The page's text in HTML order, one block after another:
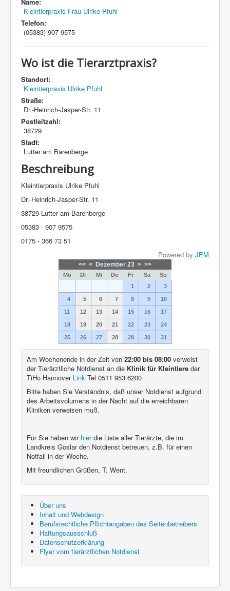
Kleintierpraxis Frau Ulrike Pfuhl
Telefon:
(05383) 907 9575
Wo ist die Tierarztpraxis?
Standort:
Kleintierpraxis Ulrike Pfuhl
Straße:
Dr.-Heinrich-Jasper-Str. 11
Postleitzahl:
38729
Stadt:
Lutter am Barenberge
Beschreibung
Kleintierpraxis Ulrike Pfuhl
Dr.-Heinrich-Jasper-Str. 11
38729 Lutter am Barenberge
05383 - 907 9575
0175 - 366 73 51
Powered by JEM
<< < Dezember 23 > >>
Mo Di Mi Do Fr Sa
So
1
2 3
4 5 6 7 8 9 10
11 12 13 14 15 16 17
18 19 20 21 22 23 24
25 26 27 28 29 30 31
Am Wochenende in der Zeit von 22:00 bis 08:00 verweist
der Tierärztliche Notdienst an die Klinik für Kleintiere der
TiHo Hannover Link Tel 0511 953 6200
Bitte haben Sie Verständnis, daß unser Notdienst aufgrund
des Arbeitsvolumens in der Nacht auf die erreichbaren
Kliniken verweisen muß.
Für Sie haben wir hierdie Liste aller Tierärzte, die im
Landkreis Goslar den Notdienst betreuen, z.B. für einen
Notfall in der Woche.
Mit freundlichen Grüßen, T. Went.
Über uns
Inhalt und Webdesign
Berufsrechtliche Pflichtangaben des Seitenbetreibers
Haftungsausschluß
Datenschutzerklärung
Flyer vom tierärztlichen Notdienst